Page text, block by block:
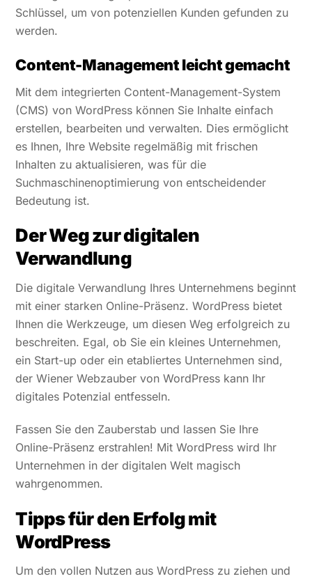
Schlüssel, um von potenziellen Kunden gefunden zu
werden.
Content-Management leicht gemacht
Mit dem integrierten Content-Management-System
(CMS) von WordPress können Sie Inhalte einfach
erstellen, bearbeiten und verwalten. Dies ermöglicht
es Ihnen, Ihre Website regelmäßig mit frischen
Inhalten zu aktualisieren, was für die
Suchmaschinenoptimierung von entscheidender
Bedeutung ist.
Der Weg zur digitalen
Verwandlung
Die digitale Verwandlung Ihres Unternehmens beginnt
mit einer starken Online-Präsenz. WordPress bietet
Ihnen die Werkzeuge, um diesen Weg erfolgreich zu
beschreiten. Egal, ob Sie ein kleines Unternehmen,
ein Start-up oder ein etabliertes Unternehmen sind,
der Wiener Webzauber von WordPress kann Ihr
digitales Potenzial entfesseln.
Fassen Sie den Zauberstab und lassen Sie Ihre
Online-Präsenz erstrahlen! Mit WordPress wird Ihr
Unternehmen in der digitalen Welt magisch
wahrgenommen.
Tipps für den Erfolg mit
WordPress
Um den vollen Nutzen aus WordPress zu ziehen und